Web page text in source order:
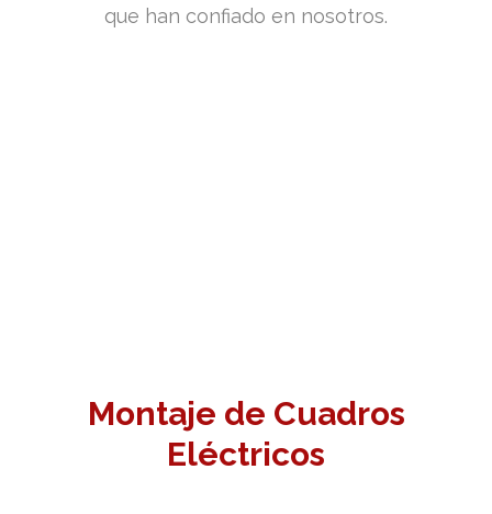
que han confiado en nosotros.
Montaje de Cuadros
Eléctricos